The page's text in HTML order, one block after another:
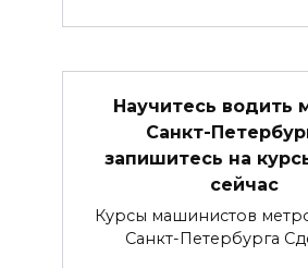
Научитесь водить
Санкт-
запишитесь на
сейчас
Курсы машинистов
Санкт-Петербурга